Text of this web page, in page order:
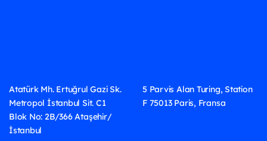
Atatürk Mh. Ertuğrul Gazi Sk.
Metropol İstanbul Sit. C1
Blok No: 2B/366 Ataşehir/
İstanbul
5 Parvis Alan Turing, Station
F 75013 Paris, Fransa